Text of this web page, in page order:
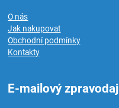
O nás
Jak nakupovat
Obchodní podmínky
Kontakty
E-mailový zpravodaj